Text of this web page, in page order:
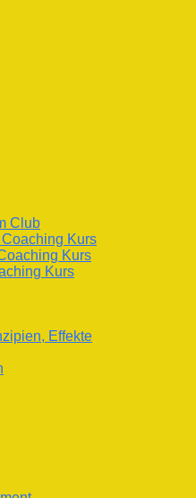
Club
Kurs
Kurs
Kurs
Effekte